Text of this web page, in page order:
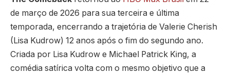
de março de 2026 para sua terceira e última
temporada, encerrando a trajetória de Valerie Cherish
(Lisa Kudrow) 12 anos após o fim do segundo ano.
Criada por Lisa Kudrow e Michael Patrick King, a
comédia satírica volta com o mesmo objetivo que a